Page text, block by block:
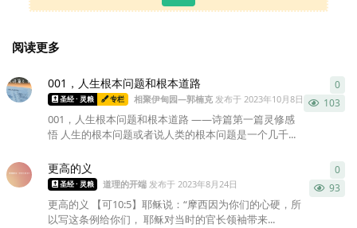
阅读更多
001，人生根本问题和根本道路
圣经 · 灵粮 专栏 相聚伊甸园—郭楠克发布于 2023年10月8日 103
001，人生根本问题和根本道路 ——诗篇第一篇灵修感
悟 人生的根本问题或者说人类的根本问题是一个几千...
0
更高的义
圣经 · 灵粮 道理的开端 发布于2023年8月24日 93
更高的义 【可10:5】耶稣说：“摩西因为你们的心硬，所
以写这条例给你们， 耶稣对当时的官长领袖带来...
0